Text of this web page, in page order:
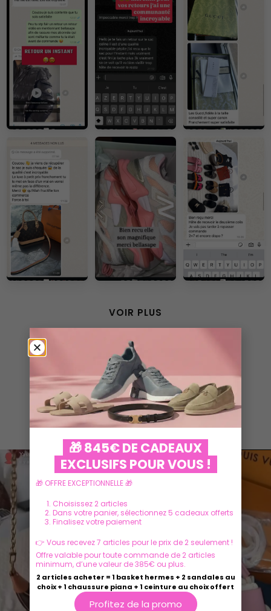
VOIR PLUS
Ils parlent de nous
Play
🎁 845€ DE CADEAUX
EXCLUSIFS POUR VOUS !
🎁 OFFRE EXCEPTIONNELLE 🎁
Choisissez 2 articles
Dans votre panier, sélectionnez 5 cadeaux offerts
Finalisez votre paiement
👉 Vous recevez 7 articles pour le prix de 2 seulement !
Offre valable pour toute commande de 2 articles
minimum, d’une valeur de 385€ ou plus.
2 articles acheter = 1 basket hermes + 2 sandales au
choix + 1 chaussure piana + 1 ceinture au choix offert
Profitez de la promo